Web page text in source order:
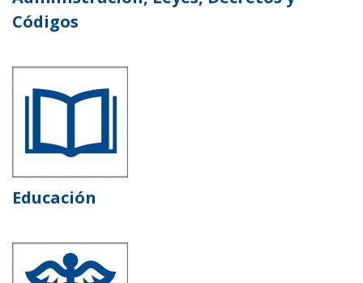
Códigos
Educación